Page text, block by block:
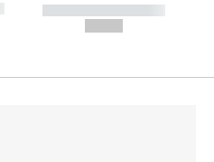
----------- -----------